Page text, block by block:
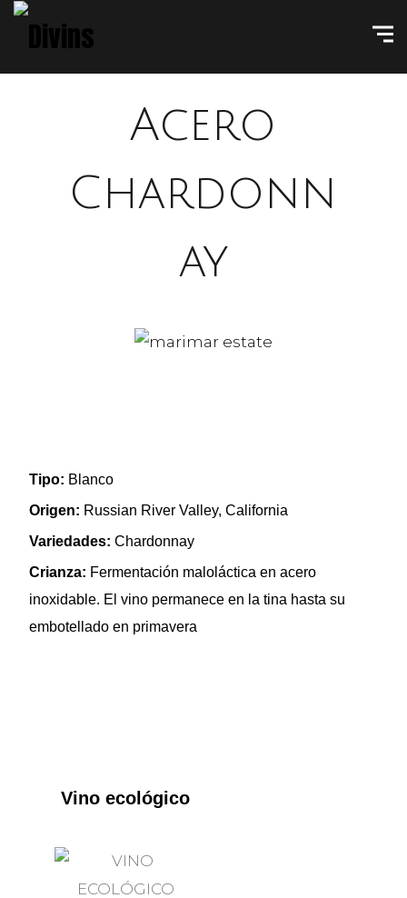
Acero
Chardonn
ay
Tipo: Blanco
Origen: Russian River Valley, California
Variedades:Chardonnay
Crianza: Fermentación maloláctica en acero
inoxidable. El vino permanece en la tina hasta su
embotellado en primavera
Vino ecológico